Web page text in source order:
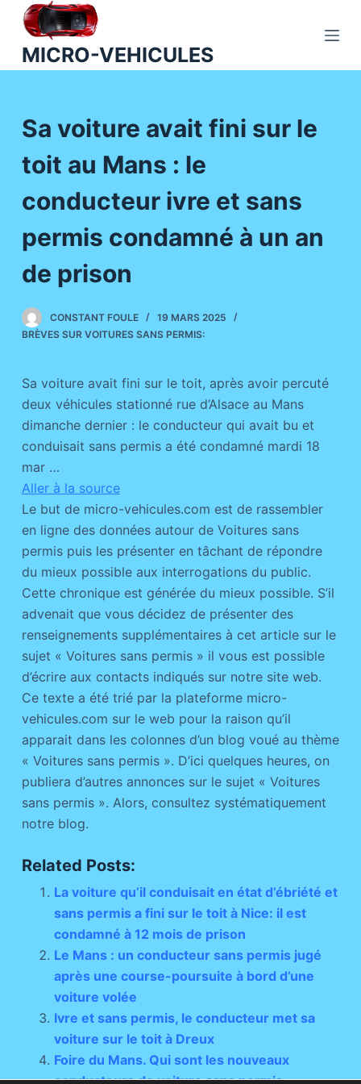
P
u
o
e
u
MICRO-VEHICULES
Sa voiture avait fini sur le
toit au Mans : le
conducteur ivre et sans
permis condamné à un an
de prison
CONSTANT FOULE
19 MARS 2025
BRÈVES SUR VOITURES SANS PERMIS:
Sa voiture avait fini sur le toit, après avoir percuté
deux véhicules stationné rue d’Alsace au Mans
dimanche dernier : le conducteur qui avait bu et
conduisait sans permis a été condamné mardi 18
mar …
Aller à la source
Le but de micro-vehicules.com est de rassembler
en ligne des données autour de Voitures sans
permis puis les présenter en tâchant de répondre
du mieux possible aux interrogations du public.
Cette chronique est générée du mieux possible. S’il
advenait que vous décidez de présenter des
renseignements supplémentaires à cet article sur le
sujet « Voitures sans permis » il vous est possible
d’écrire aux contacts indiqués sur notre site web.
Ce texte a été trié par la plateforme micro-
vehicules.com sur le web pour la raison qu’il
apparait dans les colonnes d’un blog voué au thème
« Voitures sans permis ». D’ici quelques heures, on
publiera d’autres annonces sur le sujet « Voitures
sans permis ». Alors, consultez systématiquement
notre blog.
Related Posts:
La voiture qu’il conduisait en état d’ébriété et
sans permis a fini sur le toit à Nice: il est
condamné à 12 mois de prison
Le Mans : un conducteur sans permis jugé
après une course-poursuite à bord d’une
voiture volée
Ivre et sans permis, le conducteur met sa
voiture sur le toit à Dreux
Foire du Mans. Qui sont les nouveaux
conducteurs de voiture sans permis